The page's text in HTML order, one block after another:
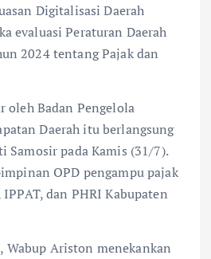
Digitalisasi Daerah
evaluasi Peraturan Daerah
2024 tentang Pajak dan
oleh Badan Pengelola
Daerah itu berlangsung
Samosir pada Kamis (31/7).
OPD pengampu pajak
dan PHRI Kabupaten
Wabup Ariston menekankan